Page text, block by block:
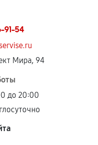
91-54
Мира, 94
до 20:00